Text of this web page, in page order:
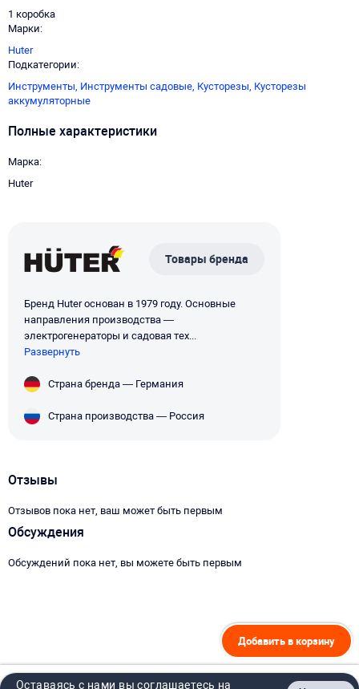
1 коробка
Марки
Huter
Подкатегории
Инструменты, Инструменты садовые, Кусторезы, Кусторезы
аккумуляторные
Полные характеристики
Марка
Huter
Товары бренда
Бренд Huter основан в 1979 году. Основные
направления производства —
электрогенераторы и садовая тех...
Развернуть
Страна бренда — Германия
Страна производства — Россия
Отзывы
Отзывов пока нет, ваш может быть первым
Обсуждения
Обсуждений пока нет, вы можете быть первым
Добавить в корзину
Оставаясь с нами вы соглашаетесь на